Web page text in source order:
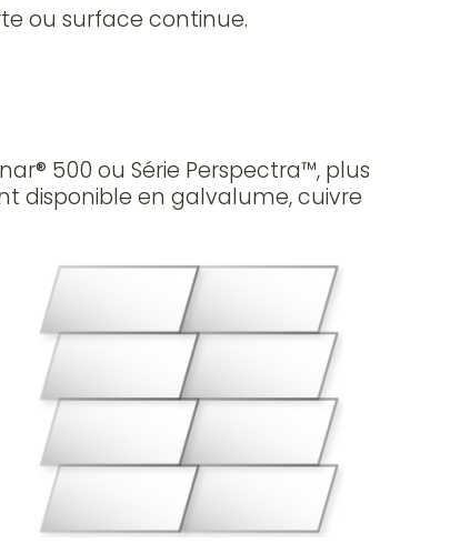
ou surface continue.
500 ou Série Perspectra™, plus
disponible en galvalume, cuivre